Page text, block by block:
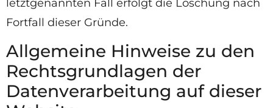
letztgenannten Fall erfolgt die Löschung nach
Fortfall dieser Gründe.
Allgemeine Hinweise zu den
Rechtsgrundlagen der
Datenverarbeitung auf dieser